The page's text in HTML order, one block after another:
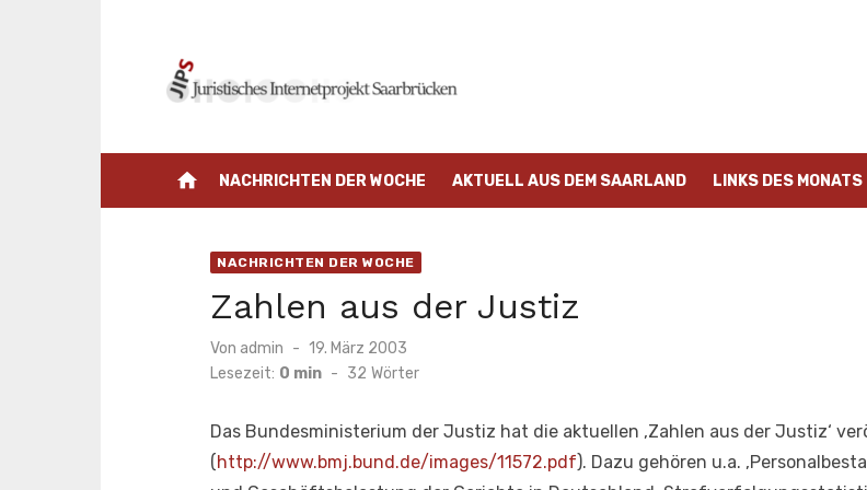
home NACHRICHTEN DER WOCHE AKTUELL AUS DEM SAARLAND LINKS DES MONATS
NACHRICHTEN DER WOCHE
Zahlen aus der Justiz
Von admin
Veröffentlicht
am
19. März 2003
Lesezeit: 0 min - 32 Wörter
Das Bundesministerium der Justiz hat die aktuellen ‚Zahlen aus der Justiz‘
(http://www.bmj.bund.de/images/11572.pdf). Dazu gehören u.a.